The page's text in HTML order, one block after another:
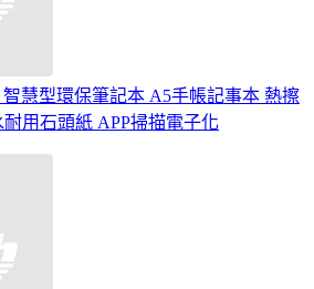
慧型環保筆記本 A5手帳記事本 熱擦
用石頭紙 APP掃描電子化